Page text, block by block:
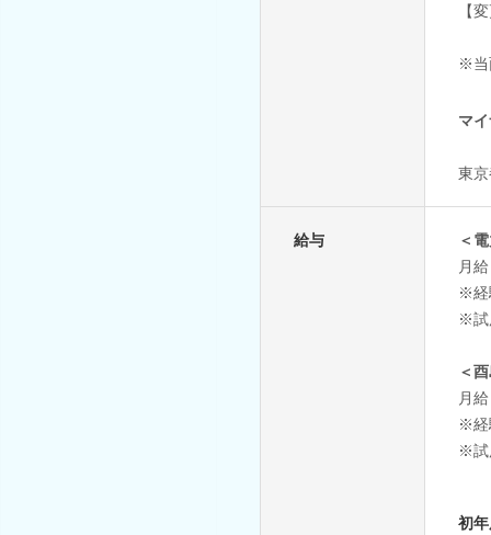
【
※当
マ
東
給与
＜
月
※経
※試
＜
月
※経
※試
初